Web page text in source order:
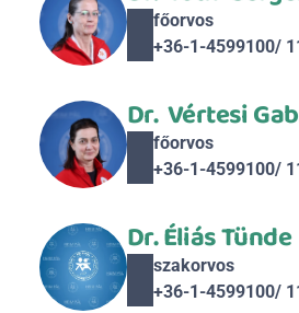
főorvos
+36-1-4599100/
Dr.  Vértesi
főorvos
+36-1-4599100/
Dr. Éliás Tünde
szakorvos
+36-1-4599100/